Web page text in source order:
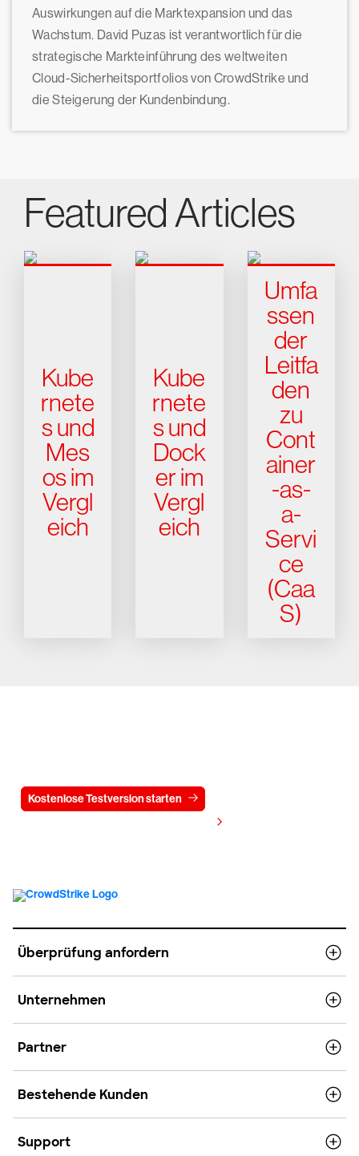
Auswirkungen auf die Marktexpansion und das
Wachstum. David Puzas ist verantwortlich für die
strategische Markteinführung des weltweiten
Cloud-Sicherheitsportfolios von CrowdStrike und
die Steigerung der Kundenbindung.
Featured Articles
Kube
rnete
s und
Mes
os im
Vergl
eich
Kube
rnete
s und
Dock
er im
Vergl
eich
Umfa
ssen
der
Leitfa
den
zu
Cont
ainer
-as-
a-
Servi
ce
(Caa
S)
Kostenlose Testversion starten
Überprüfung anfordern
Unternehmen
Partner
Bestehende Kunden
Support